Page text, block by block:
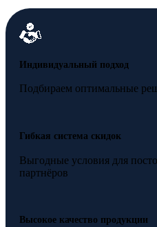
Индивидуальный подход
Подбираем оптимальные
Гибкая система скидок
Выгодные условия для
партнёров
Высокое качество продукции